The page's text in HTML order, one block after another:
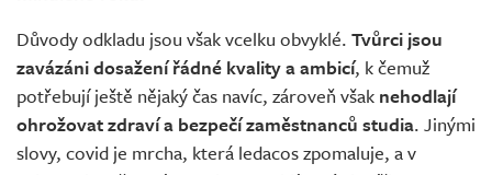
Důvody odkladu jsou však vcelku obvyklé. Tvůrci jsou
zavázáni dosažení řádné kvality a ambicí, k čemuž
potřebují ještě nějaký čas navíc, zároveň však nehodlají
ohrožovat zdraví a bezpečí zaměstnanců studia. Jinými
slovy, covid je mrcha, která ledacos zpomaluje, a v